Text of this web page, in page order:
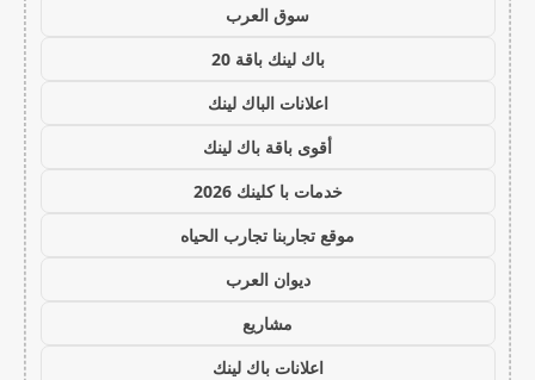
سوق العرب
باك لينك باقة 20
اعلانات الباك لينك
أقوى باقة باك لينك
خدمات با كلينك 2026
موقع تجاربنا تجارب الحياه
ديوان العرب
مشاريع
اعلانات باك لينك